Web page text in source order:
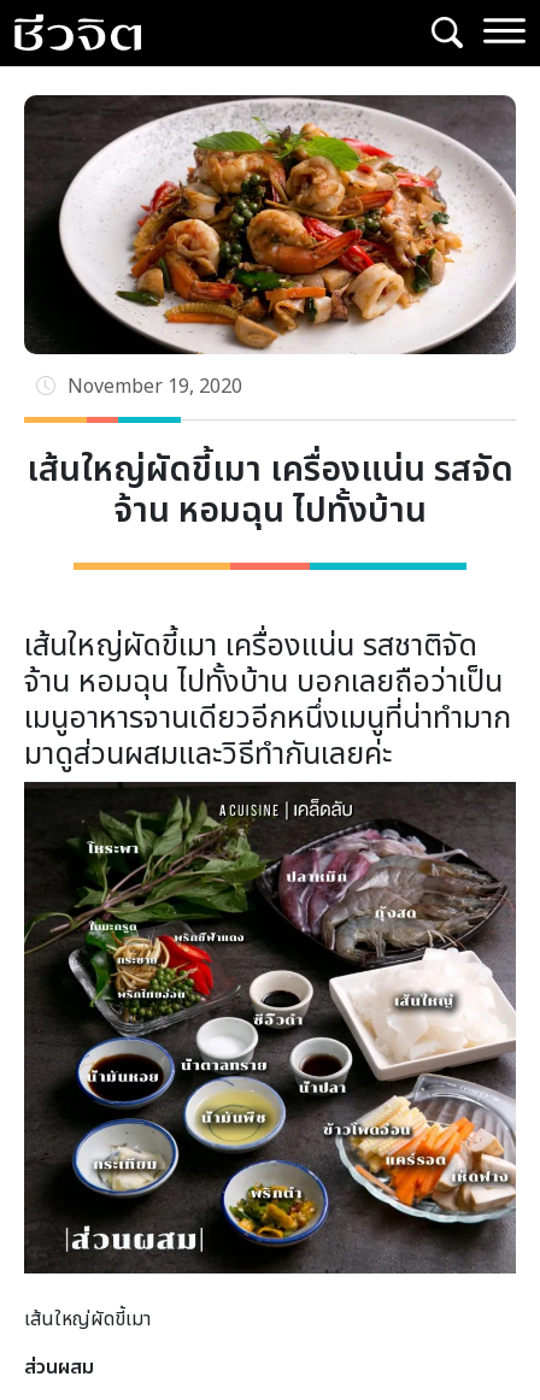
Skip
to
content
November 19, 2020
เส้นใหญ่ผัดขี้เมา เครื่องแน่น รสจัด
จ้าน หอมฉุน ไปทั้งบ้าน
เส้นใหญ่ผัดขี้เมา เครื่องแน่น รสชาติจัด
จ้าน หอมฉุน ไปทั้งบ้าน บอกเลยถือว่าเป็น
เมนูอาหารจานเดียวอีกหนึ่งเมนูที่น่าทำมาก
มาดูส่วนผสมและวิธีทำกันเลยค่ะ
เส้นใหญ่ผัดขี้เมา
ส่วนผสม